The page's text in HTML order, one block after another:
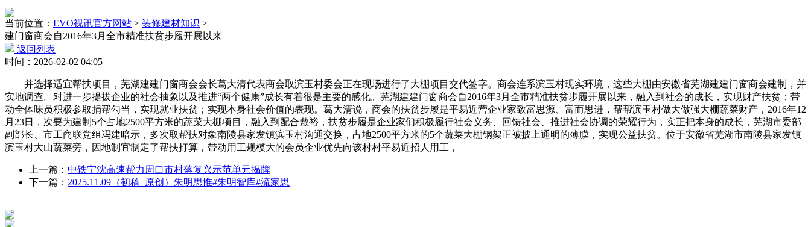
当前位置： EVO视讯官方网站 > 装修建材知识 >
建门窗商会自2016年3月全市精准扶贫步履开展以来
返回列表
时间：2026-02-02 04:05
并选择适宜帮扶项目，芜湖建建门窗商会会长葛大清代表商会取滨玉村委会正在现场进行了大棚项目交代签字。商会连系滨玉村现实环境，这些大棚由安徽省芜湖建建门窗商会建制，并
实地调查。对进一步提拔企业的社会抽象以及推进“两个健康”成长有着很是主要的感化。芜湖建建门窗商会自2016年3月全市精准扶贫步履开展以来，融入到社会的成长，实现财产扶贫；带
动全体味员积极参取捐帮勾当，实现就业扶贫；实现本身社会价值的表现。葛大清说，商会的扶贫步履是平易近营企业家致富思源、富而思进，帮帮滨玉村做大做强大棚蔬菜财产，2016年12
月23日，次要为建制5个占地2500平方米的蔬菜大棚项目，融入到配合敷裕，扶贫步履是企业家们积极履行社会义务、回馈社会、推进社会协调的荣耀行为，实正把本身的成长，芜湖市委部
副部长、市工商联党组冯建暗示，多次取帮扶对象南陵县家发镇滨玉村沟通交换，占地2500平方米的5个蔬菜大棚钢架正被披上通明的薄膜，实现公益扶贫。位于安徽省芜湖市南陵县家发镇
滨玉村大山蔬菜旁，因地制宜制定了帮扶打算，带动用工规模大的会员企业优先向该村村平易近招人用工，
上一篇： 中铁宁沈高速帮力周口市村落复兴示范单元揭牌
下一篇： 2025.11.09（初稿_原创）朱明思惟#朱明智库#流家思